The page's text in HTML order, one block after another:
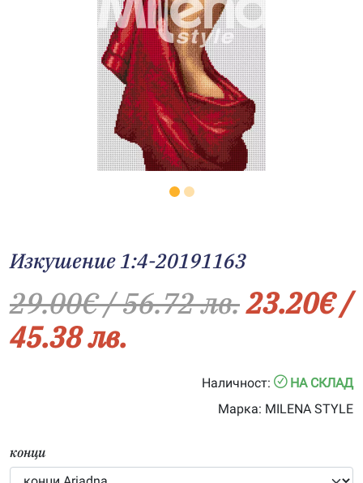
Изкушение 1:4-20191163
29.00€/ 56.72 лв.23.20€/
45.38 лв.
Наличност:
НА СКЛАД
Марка: MILENA STYLE
конци